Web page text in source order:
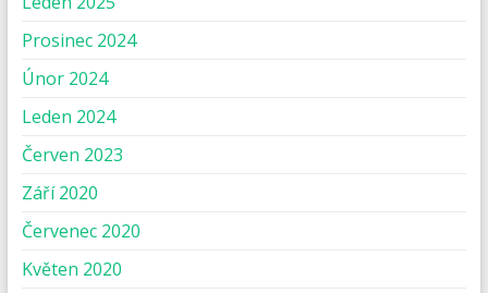
Prosinec 2024
Únor 2024
Leden 2024
Červen 2023
Září 2020
Červenec 2020
Květen 2020